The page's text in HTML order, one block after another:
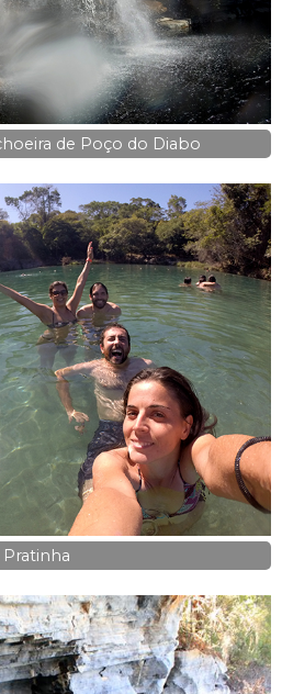
de Poço do Diabo
Pratinha